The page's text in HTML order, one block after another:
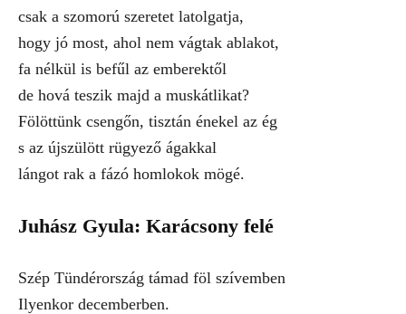
csak a szomorú szeretet latolgatja,
hogy jó most, ahol nem vágtak ablakot,
fa nélkül is befűl az emberektől
de hová teszik majd a muskátlikat?
Fölöttünk csengőn, tisztán énekel az ég
s az újszülött rügyező ágakkal
lángot rak a fázó homlokok mögé.
Juhász Gyula: Karácsony felé
Szép Tündérország támad föl szívemben
Ilyenkor decemberben.